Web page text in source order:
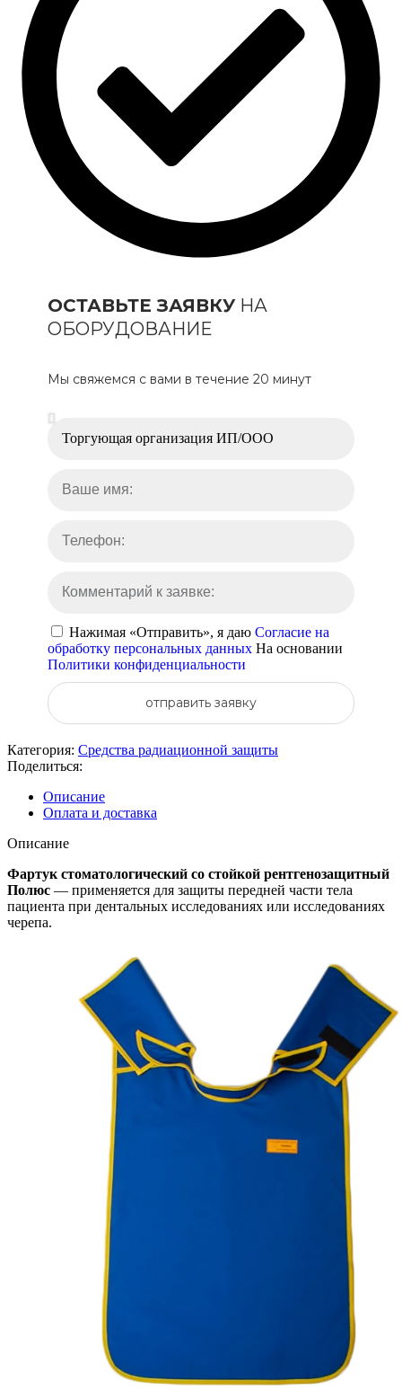
ОСТАВЬТЕ ЗАЯВКУНА
ОБОРУДОВАНИЕ
Мы свяжемся с вами в течение 20 минут
Нажимая «Отправить», я даю Согласие на
обработку персональных данных На основании
Политики конфиденциальности
отправить заявку
Категория: Средства радиационной защиты
Поделиться:
Описание
Оплата и доставка
Описание
Фартук стоматологический со стойкой рентгенозащитный
Полюс — применяется для защиты передней части тела
пациента при дентальных исследованиях или исследованиях
черепа.